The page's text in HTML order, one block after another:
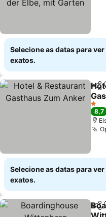
Selecione as datas para
exatos.
Ver
1
8,7
Selecione as datas para
exatos.